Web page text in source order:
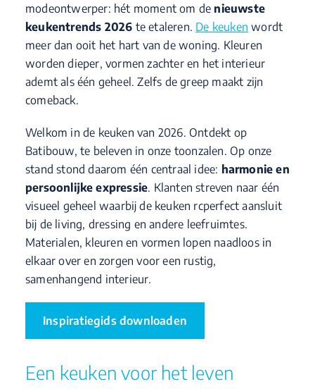
modeontwerper: hét moment om de nieuwste
keukentrends 2026 te etaleren. De keuken wordt
meer dan ooit het hart van de woning. Kleuren
worden dieper, vormen zachter en het interieur
ademt als één geheel. Zelfs de greep maakt zijn
comeback.
Welkom in de keuken van 2026. Ontdekt op
Batibouw, te beleven in onze toonzalen. Op onze
stand stond daarom één centraal idee: harmonie en
persoonlijke expressie. Klanten streven naar één
visueel geheel waarbij de keuken rcperfect aansluit
bij de living, dressing en andere leefruimtes.
Materialen, kleuren en vormen lopen naadloos in
elkaar over en zorgen voor een rustig,
samenhangend interieur.
Inspiratiegids downloaden
Een keuken voor het leven